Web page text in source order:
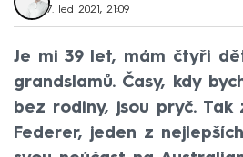
7. led 2021, 21:09
Je mi 39 let, mám čtyři
grandslamů. Časy, kdy
bez rodiny, jsou pryč. Tak
Federer, jeden z